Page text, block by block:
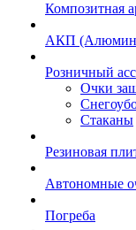
Композитная
АКП
Розничный
Очки
Стаканы
Резиновая
Автономные
Погреба